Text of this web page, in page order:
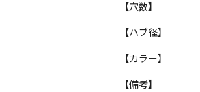
【穴数】
【ハブ径】
【カラー】
【備考】